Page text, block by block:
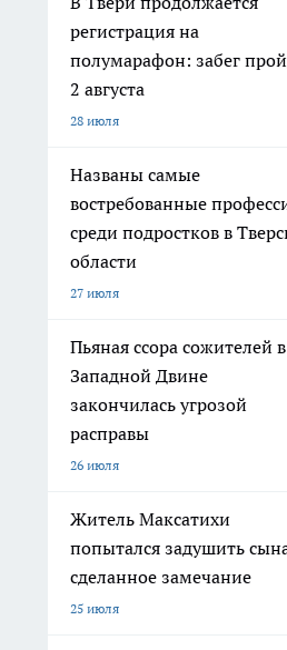
регистрация на
полумарафон: забег
2 августа
28 июля
Названы самые
востребованные
среди подростков в
области
27 июля
Пьяная ссора сожителей в
Западной Двине
закончилась угрозой
расправы
26 июля
Житель Максатихи
попытался задушить
сделанное замечание
25 июля